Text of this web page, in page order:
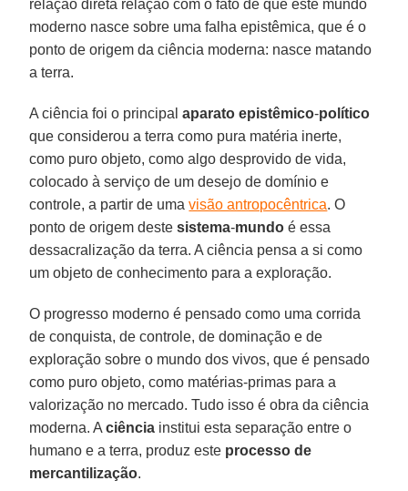
relação direta relação com o fato de que este mundo
moderno nasce sobre uma falha epistêmica, que é o
ponto de origem da ciência moderna: nasce matando
a terra.
A ciência foi o principalaparato epistêmico-político
que considerou a terra como pura matéria inerte,
como puro objeto, como algo desprovido de vida,
colocado à serviço de um desejo de domínio e
controle, a partir de umavisão antropocêntrica. O
ponto de origem destesistema-mundo é essa
dessacralização da terra. A ciência pensa a si como
um objeto de conhecimento para a exploração.
O progresso moderno é pensado como uma corrida
de conquista, de controle, de dominação e de
exploração sobre o mundo dos vivos, que é pensado
como puro objeto, como matérias-primas para a
valorização no mercado. Tudo isso é obra da ciência
moderna. Aciência institui esta separação entre o
humano e a terra, produz este processo de
mercantilização.